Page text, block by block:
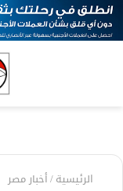
الرئيسية/أخبار مصر